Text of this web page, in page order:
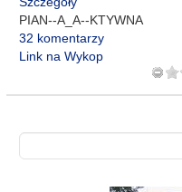
PIAN--A_A--KTYWNA
32 komentarzy
Link na Wykop